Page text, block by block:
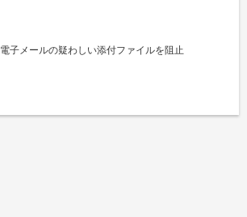
電子メールの疑わしい添付ファイルを阻止